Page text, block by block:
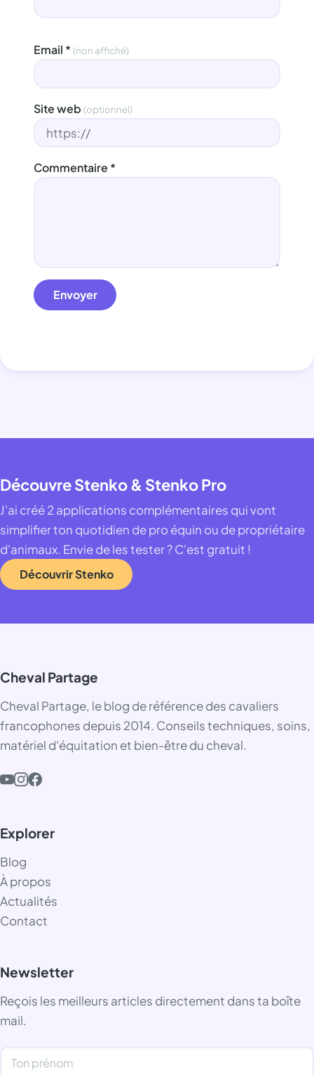
Email * (non affiché)
Site web (optionnel)
Commentaire *
Envoyer
Découvre Stenko & Stenko Pro
J'ai créé 2 applications complémentaires qui vont
simplifier ton quotidien de pro équin ou de propriétaire
d'animaux. Envie de les tester ? C'est gratuit !
Découvrir Stenko
Cheval Partage
Cheval Partage, le blog de référence des cavaliers
francophones depuis 2014. Conseils techniques, soins,
matériel d'équitation et bien-être du cheval.
Explorer
Blog
À propos
Actualités
Contact
Newsletter
Reçois les meilleurs articles directement dans ta boîte
mail.